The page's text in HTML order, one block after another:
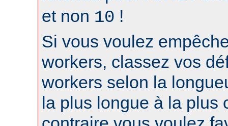
et non 10 !
Si vous voulez
workers, classez vos
workers selon la
la plus longue à la plus